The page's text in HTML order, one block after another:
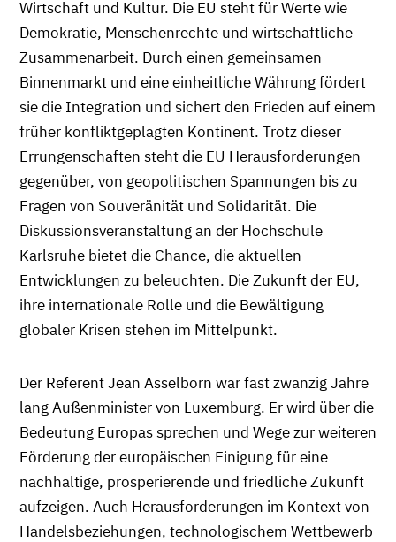
Wirtschaft und Kultur. Die EU steht für Werte wie
Demokratie, Menschenrechte und wirtschaftliche
Zusammenarbeit. Durch einen gemeinsamen
Binnenmarkt und eine einheitliche Währung fördert
sie die Integration und sichert den Frieden auf einem
früher konfliktgeplagten Kontinent. Trotz dieser
Errungenschaften steht die EU Herausforderungen
gegenüber, von geopolitischen Spannungen bis zu
Fragen von Souveränität und Solidarität. Die
Diskussionsveranstaltung an der Hochschule
Karlsruhe bietet die Chance, die aktuellen
Entwicklungen zu beleuchten. Die Zukunft der EU,
ihre internationale Rolle und die Bewältigung
globaler Krisen stehen im Mittelpunkt.
Der Referent Jean Asselborn war fast zwanzig Jahre
lang Außenminister von Luxemburg. Er wird über die
Bedeutung Europas sprechen und Wege zur weiteren
Förderung der europäischen Einigung für eine
nachhaltige, prosperierende und friedliche Zukunft
aufzeigen. Auch Herausforderungen im Kontext von
Handelsbeziehungen, technologischem Wettbewerb